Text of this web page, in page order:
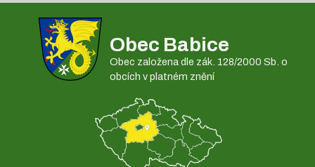
Obec Babice
Obec založena dle zák. 128/2000 Sb. o
obcích v platném znění